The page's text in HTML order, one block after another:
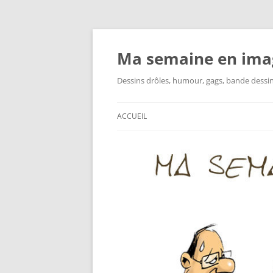
Ma semaine en
Dessins drôles, humour, gags, bande
ACCUEIL